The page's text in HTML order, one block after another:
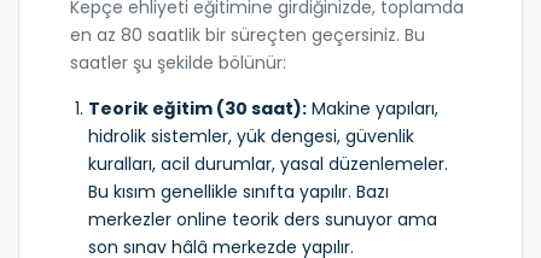
Kepçe ehliyeti eğitimine girdiğinizde, toplamda
en az 80 saatlik bir süreçten geçersiniz. Bu
saatler şu şekilde bölünür:
Teorik eğitim (30 saat): Makine yapıları,
hidrolik sistemler, yük dengesi, güvenlik
kuralları, acil durumlar, yasal düzenlemeler.
Bu kısım genellikle sınıfta yapılır. Bazı
merkezler online teorik ders sunuyor ama
son sınav hâlâ merkezde yapılır.